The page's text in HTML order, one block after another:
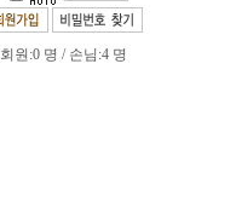
회원:0 명 / 손님:4 명